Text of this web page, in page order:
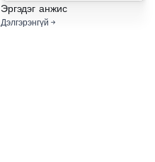
Эргэдэг анжис
Дэлгэрэнгүй